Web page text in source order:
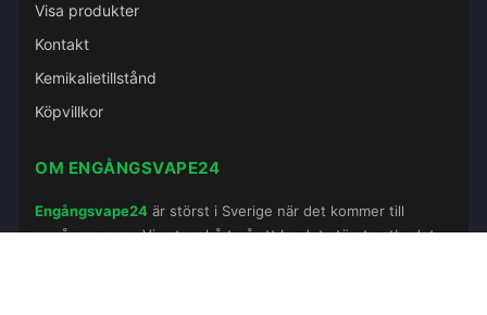
Visa produkter
Kontakt
Kemikalietillstånd
Köpvillkor
OM ENGÅNGSVAPE24
Engångsvape24 är störst i Sverige när det kommer till
engångsvapes. Vi satsar hårt på att ha det största utbudet